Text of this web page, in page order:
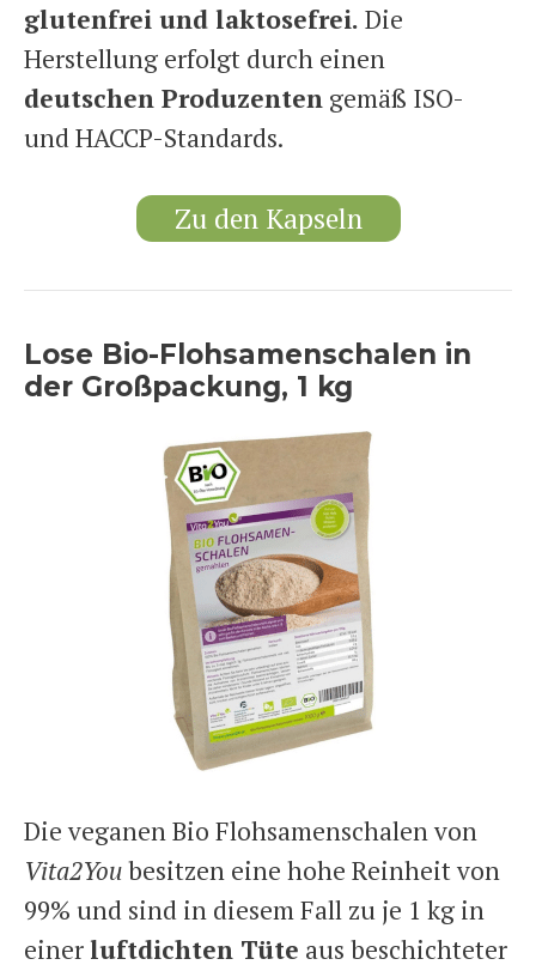
glutenfrei und laktosefrei. Die
Herstellung erfolgt durch einen
deutschen Produzenten gemäß ISO-
und HACCP-Standards.
Zu den Kapseln
Lose Bio-Flohsamenschalen in
der Großpackung, 1 kg
Die veganen Bio Flohsamenschalen von
Vita2Youbesitzen eine hohe Reinheit von
99% und sind in diesem Fall zu je 1 kg in
einerluftdichten Tüte aus beschichteter